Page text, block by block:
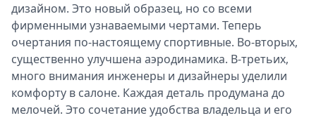
дизайном. Это новый образец, но со всеми
фирменными узнаваемыми чертами. Теперь
очертания по-настоящему спортивные. Во-вторых,
существенно улучшена аэродинамика. В-третьих,
много внимания инженеры и дизайнеры уделили
комфорту в салоне. Каждая деталь продумана до
мелочей. Это сочетание удобства владельца и его